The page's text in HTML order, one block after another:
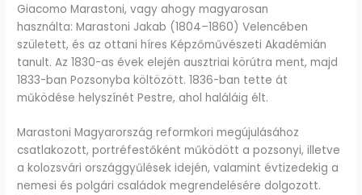
Giacomo Marastoni, vagy ahogy magyarosan
használta: Marastoni Jakab (1804–1860) Velencében
született, és az ottani híres Képzőművészeti Akadémián
tanult. Az 1830-as évek elején ausztriai körútra ment, majd
1833-ban Pozsonyba költözött. 1836-ban tette át
működése helyszínét Pestre, ahol haláláig élt.
Marastoni Magyarország reformkori megújulásához
csatlakozott, portréfestőként működött a pozsonyi, illetve
a kolozsvári országgyűlések idején, valamint évtizedekig a
nemesi és polgári családok megrendelésére dolgozott.